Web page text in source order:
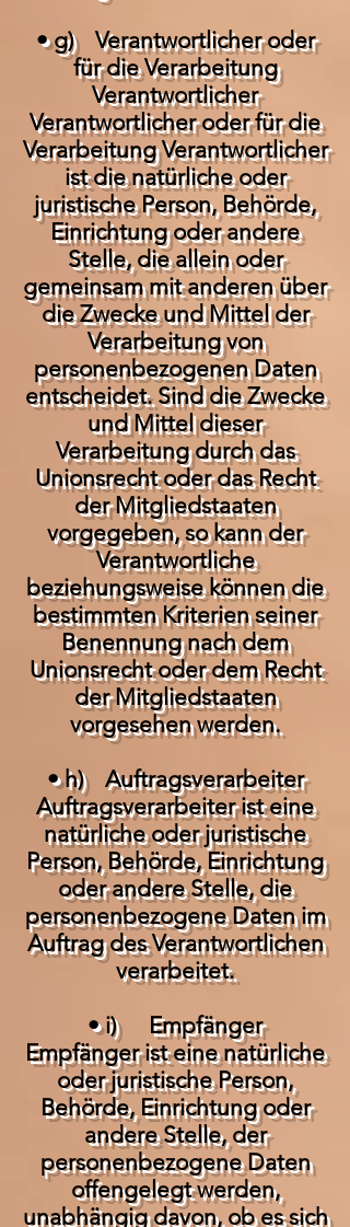
• g) Verantwortlicher oder
für die Verarbeitung
Verantwortlicher
Verantwortlicher oder für die
Verarbeitung Verantwortlicher
ist die natürliche oder
juristische Person, Behörde,
Einrichtung oder andere
Stelle, die allein oder
gemeinsam mit anderen über
die Zwecke und Mittel der
Verarbeitung von
personenbezogenen Daten
entscheidet. Sind die Zwecke
und Mittel dieser
Verarbeitung durch das
Unionsrecht oder das Recht
der Mitgliedstaaten
vorgegeben, so kann der
Verantwortliche
beziehungsweise können die
bestimmten Kriterien seiner
Benennung nach dem
Unionsrecht oder dem Recht
der Mitgliedstaaten
vorgesehen werden.
• h) Auftragsverarbeiter
Auftragsverarbeiter ist eine
natürliche oder juristische
Person, Behörde, Einrichtung
oder andere Stelle, die
personenbezogene Daten im
Auftrag des Verantwortlichen
verarbeitet.
• i) Empfänger
Empfänger ist eine natürliche
oder juristische Person,
Behörde, Einrichtung oder
andere Stelle, der
personenbezogene Daten
offengelegt werden,
unabhängig davon, ob es sich